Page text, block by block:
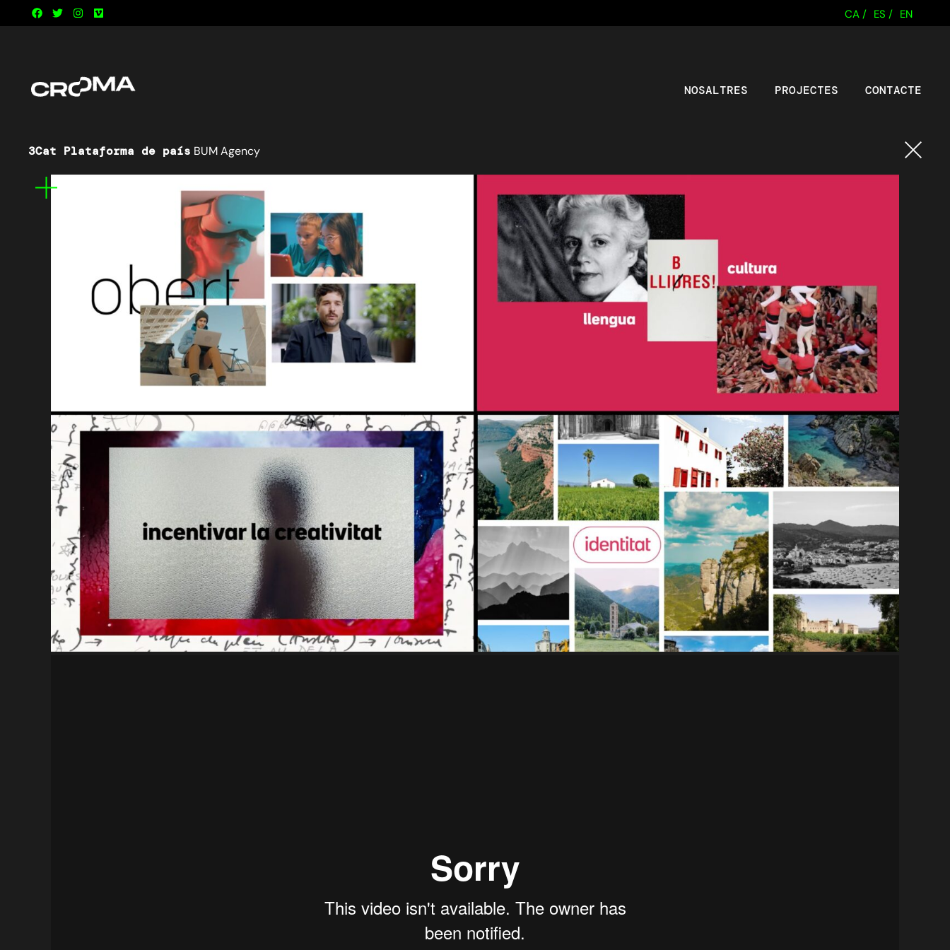
CA / ES / EN
NOSALTRES PROJECTES CONTACTE
3Cat Plataforma de país BUM Agency